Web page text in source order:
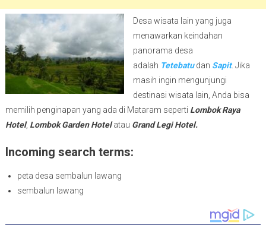
Desa wisata lain yang juga
menawarkan keindahan
panorama desa
adalah Tetebatudan Sapit. Jika
masih ingin mengunjungi
destinasi wisata lain, Anda bisa
memilih penginapan yang ada di Mataram seperti Lombok Raya
Hotel, Lombok Garden Hotelatau Grand Legi Hotel.
Incoming search terms:
peta desa sembalun lawang
sembalun lawang